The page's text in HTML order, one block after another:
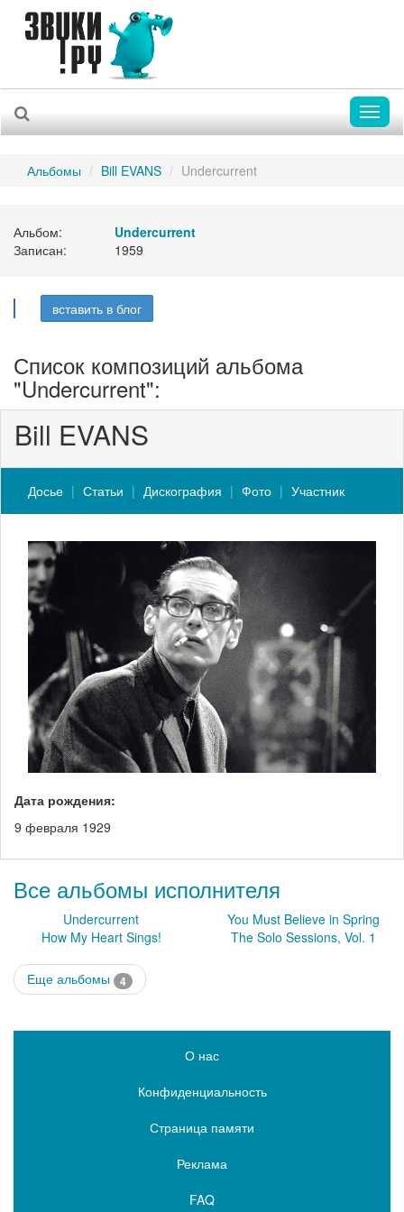
Альбомы Bill EVANS Undercurrent
Альбом:
Undercurrent
Записан:
1959
вставить в блог
Список композиций альбома
"Undercurrent":
Bill EVANS
Досье Статьи Дискография Фото Участник
Дата рождения:
9 февраля 1929
Все альбомы исполнителя
Undercurrent
You Must Believe in Spring
How My Heart Sings!
The Solo Sessions, Vol. 1
Еще альбомы 4
О нас
Конфиденциальность
Страница памяти
Реклама
FAQ